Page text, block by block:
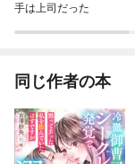
手は上司だった
同じ作者の本